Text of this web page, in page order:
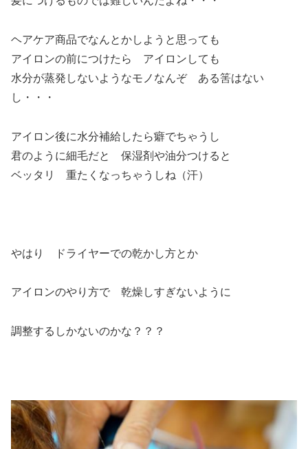
ヘアケア商品でなんとかしようと思っても
アイロンの前につけたら アイロンしても
水分が蒸発しないようなモノなんぞ ある筈はない
し・・・
アイロン後に水分補給したら癖でちゃうし
君のように細毛だと 保湿剤や油分つけると
ベッタリ 重たくなっちゃうしね（汗）
やはり ドライヤーでの乾かし方とか
アイロンのやり方で 乾燥しすぎないように
調整するしかないのかな？？？